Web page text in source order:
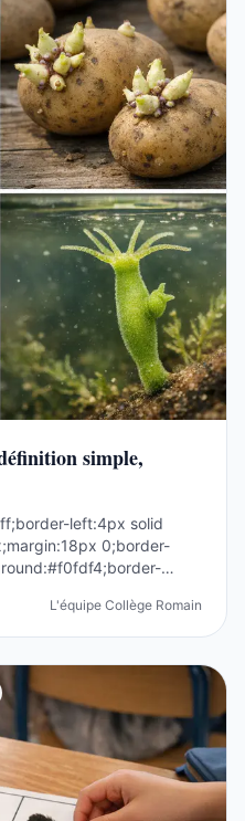
simple,
left:4px solid
0;border-
L'équipe Collège Romain